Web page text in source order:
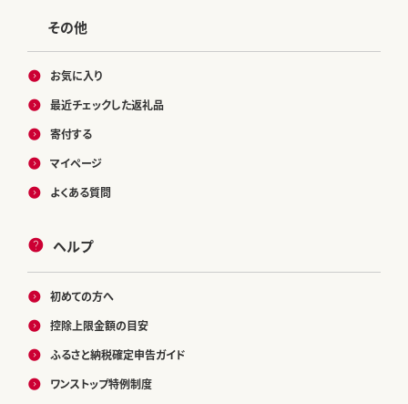
その他
お気に入り
最近チェックした返礼品
寄付する
マイページ
よくある質問
ヘルプ
初めての方へ
控除上限金額の目安
ふるさと納税確定申告ガイド
ワンストップ特例制度